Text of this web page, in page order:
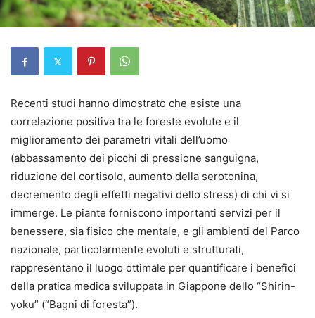
Recenti studi hanno dimostrato che esiste una
correlazione positiva tra le foreste evolute e il
miglioramento dei parametri vitali dell’uomo
(abbassamento dei picchi di pressione sanguigna,
riduzione del cortisolo, aumento della serotonina,
decremento degli effetti negativi dello stress) di chi vi si
immerge. Le piante forniscono importanti servizi per il
benessere, sia fisico che mentale, e gli ambienti del Parco
nazionale, particolarmente evoluti e strutturati,
rappresentano il luogo ottimale per quantificare i benefici
della pratica medica sviluppata in Giappone dello “Shirin-
yoku” (“Bagni di foresta”).